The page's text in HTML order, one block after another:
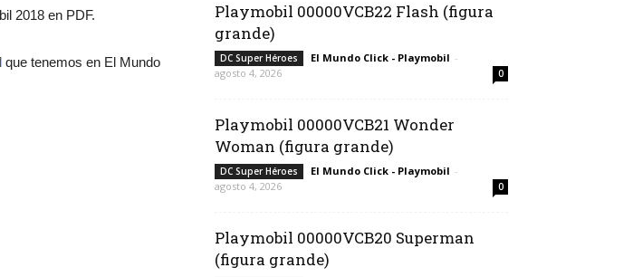
2018 en PDF.
que tenemos en El Mundo
Playmobil 00000VCB22 Flash (figura
grande)
DC Super Héroes El Mundo Click - Playmobil -
agosto 4, 2026
0
Playmobil 00000VCB21 Wonder
Woman (figura grande)
DC Super Héroes El Mundo Click - Playmobil -
agosto 4, 2026
0
Playmobil 00000VCB20 Superman
(figura grande)